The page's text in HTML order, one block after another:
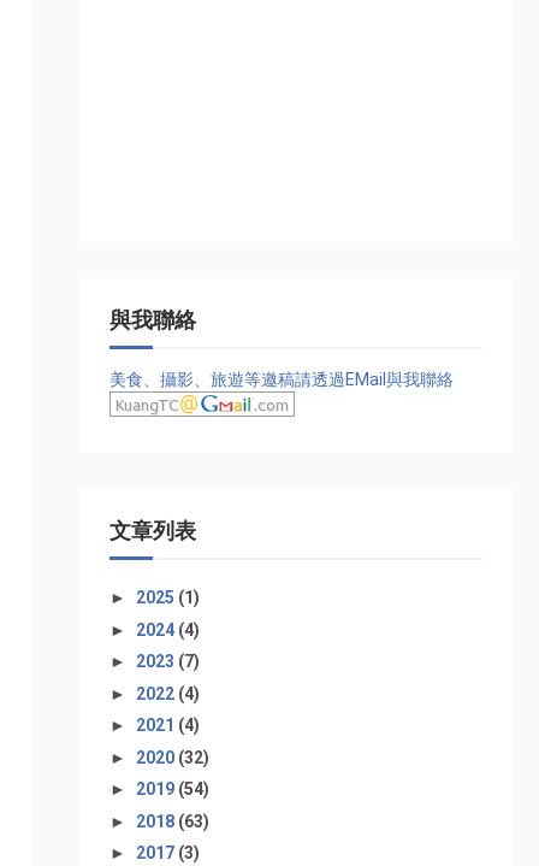
與我聯絡
美食、攝影、旅遊等邀稿請透過EMail與我聯絡
文章列表
► 2025 (1)
► 2024 (4)
► 2023 (7)
► 2022 (4)
► 2021 (4)
► 2020 (32)
► 2019 (54)
► 2018 (63)
► 2017 (3)